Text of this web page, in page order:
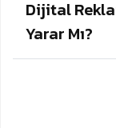
Dijital
Yarar Mı?